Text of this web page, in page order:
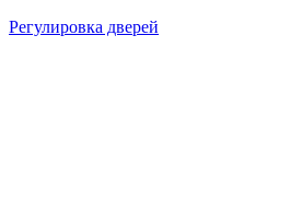
Регулировка дверей